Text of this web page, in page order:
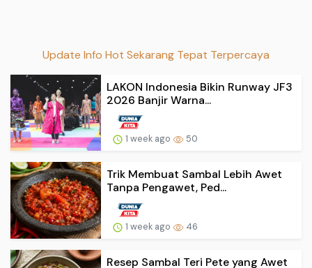
Update Info Hot Sekarang Tepat Terpercaya
LAKON Indonesia Bikin Runway JF3
2026 Banjir Warna...
1 week ago 50
Trik Membuat Sambal Lebih Awet
Tanpa Pengawet, Ped...
1 week ago 46
Resep Sambal Teri Pete yang Awet